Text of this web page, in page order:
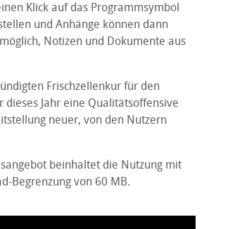
Klick auf das Programmsymbol
und Anhänge können dann
Notizen und Dokumente aus
Frischzellenkur für den
Jahr eine Qualitätsoffensive
neuer, von den Nutzern
beinhaltet die Nutzung mit
Begrenzung von 60 MB.